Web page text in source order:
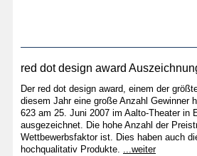
red dot design award
Der red dot design award, einem der
diesem Jahr eine große Anzahl Gewinner
623 am 25. Juni 2007 im Aalto-Theater in
ausgezeichnet. Die hohe Anzahl der
Wettbewerbsfaktor ist. Dies haben auch
hochqualitativ Produkte. ...weiter